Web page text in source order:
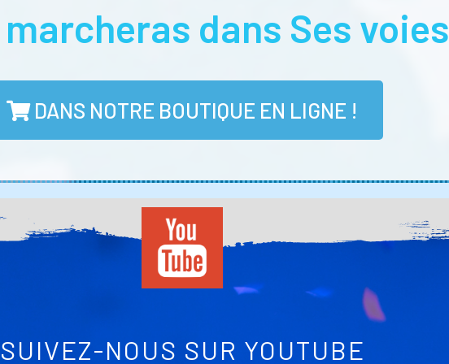
dans Ses voies
DANS NOTRE BOUTIQUE EN LIGNE !
SUIVEZ-NOUS SUR YOUTUBE